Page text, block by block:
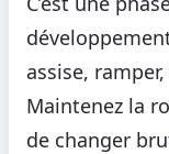
assise,
Maintenez la
de changer